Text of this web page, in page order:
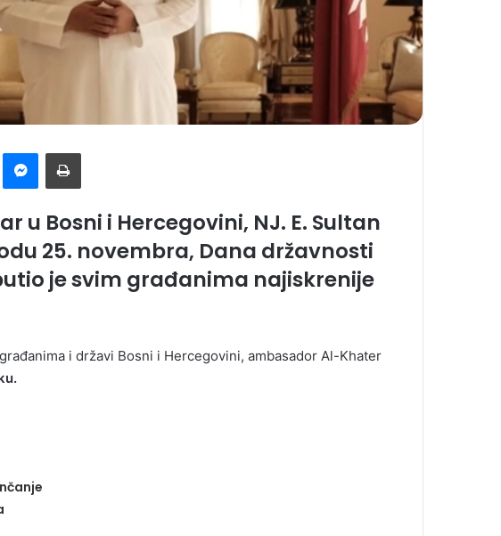
u Bosni i Hercegovini, NJ. E. Sultan
25. novembra, Dana državnosti
je svim građanima najiskrenije
i državi Bosni i Hercegovini, ambasador Al-Khater